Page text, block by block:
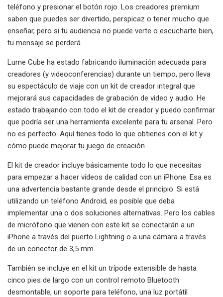
teléfono y presionar el botón rojo. Los creadores premium
saben que puedes ser divertido, perspicaz o tener mucho que
enseñar, pero si tu audiencia no puede verte o escucharte bien,
tu mensaje se perderá.
Lume Cube ha estado fabricando iluminación adecuada para
creadores (y videoconferencias) durante un tiempo, pero lleva
su espectáculo de viaje con un kit de creador integral que
mejorará sus capacidades de grabación de video y audio. He
estado trabajando con todo el kit de creador y puedo confirmar
que podría ser una herramienta excelente para tu arsenal. Pero
no es perfecto. Aquí tienes todo lo que obtienes con el kit y
cómo puede mejorar tu juego de creación.
El kit de creador incluye básicamente todo lo que necesitas
para empezar a hacer vídeos de calidad con un iPhone. Esa es
una advertencia bastante grande desde el principio. Si está
utilizando un teléfono Android, es posible que deba
implementar una o dos soluciones alternativas. Pero los cables
de micrófono que vienen con este kit se conectarán a un
iPhone a través del puerto Lightning o a una cámara a través
de un conector de 3,5 mm.
También se incluye en el kit un trípode extensible de hasta
cinco pies de largo con un control remoto Bluetooth
desmontable, un soporte para teléfono, una luz portátil